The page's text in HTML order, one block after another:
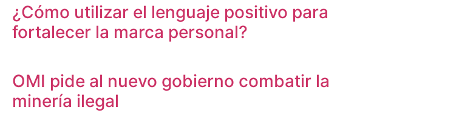
¿Cómo utilizar el lenguaje positivo para
fortalecer la marca personal?
OMI pide al nuevo gobierno combatir la
minería ilegal